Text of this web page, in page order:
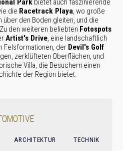
die Racetrack Playa, wo große
den Boden gleiten, und die
den weiteren beliebten Fotospots
Artist's Drive, eine landschaftlich
Felsformationen, der Devil's Golf
zerklüfteten Oberflächen, und
Villa, die Besuchern einen
der Region bietet.
ARCHITEKTUR TECHNIK